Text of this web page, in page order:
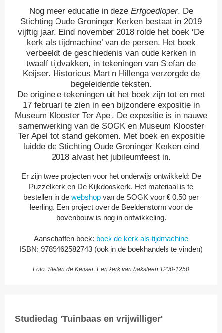
Nog meer educatie in deze Erfgoedloper. De
Stichting Oude Groninger Kerken bestaat in 2019
vijftig jaar. Eind november 2018 rolde het boek ‘De
kerk als tijdmachine’ van de persen. Het boek
verbeeldt de geschiedenis van oude kerken in
twaalf tijdvakken, in tekeningen van Stefan de
Keijser. Historicus Martin Hillenga verzorgde de
begeleidende teksten.
De originele tekeningen uit het boek zijn tot en met
17 februari te zien in een bijzondere expositie in
Museum Klooster Ter Apel. De expositie is in nauwe
samenwerking van de SOGK en Museum Klooster
Ter Apel tot stand gekomen. Met boek en expositie
luidde de Stichting Oude Groninger Kerken eind
2018 alvast het jubileumfeest in.
Er zijn twee projecten voor het onderwijs ontwikkeld: De
Puzzelkerk en De Kijkdooskerk. Het materiaal is te
bestellen in de webshop van de SOGK voor € 0,50 per
leerling. Een project over de Beeldenstorm voor de
bovenbouw is nog in ontwikkeling.
Aanschaffen boek: boek de kerk als tijdmachine
ISBN: 9789462582743 (ook in de boekhandels te vinden)
Foto: Stefan de Keijser. Een kerk van baksteen 1200-1250
Studiedag 'Tuinbaas en vrijwilliger'